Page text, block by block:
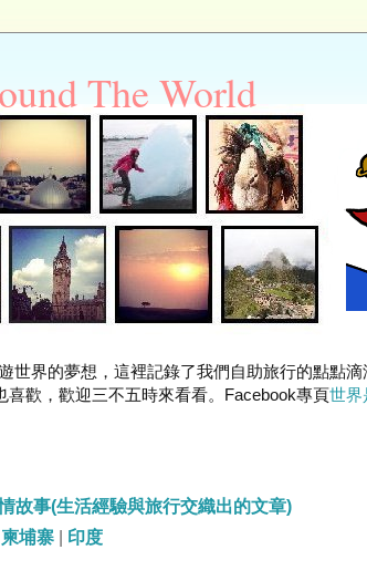
The World
界的夢想，這裡記錄了我們自助旅行的點點
歡，歡迎三不五時來看看。Facebook專頁世界
故事(生活經驗與旅行交織出的文章)
柬埔寨 印度